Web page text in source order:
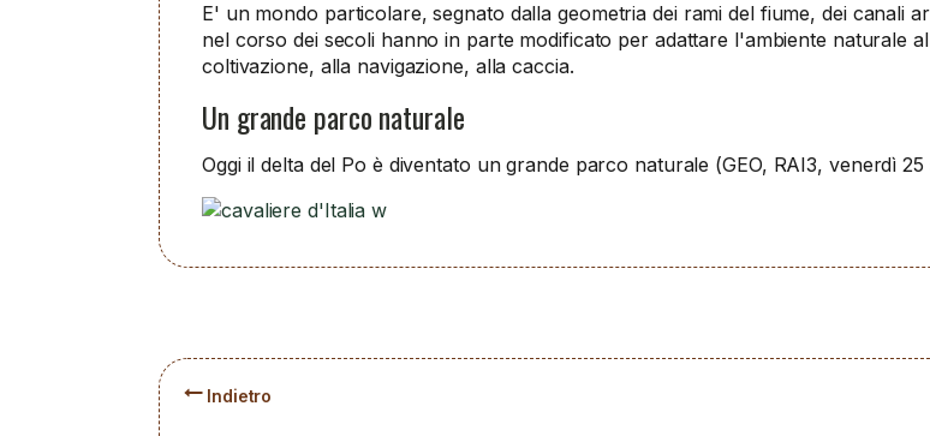
E' un mondo particolare, segnato dalla geometria dei rami del fiume, dei canali
nel corso dei secoli hanno in parte modificato per adattare l'ambiente naturale
coltivazione, alla navigazione, alla caccia.
Un grande parco naturale
Oggi il delta del Po è diventato un grande parco naturale (GEO, RAI3, venerdì
Indietro